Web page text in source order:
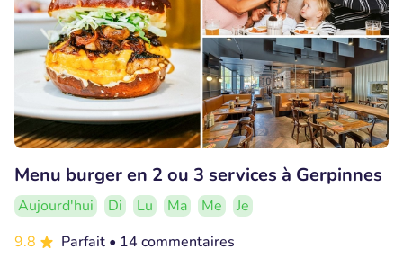
Menu burger en 2 ou 3 services à Gerpinnes
Aujourd'hui Di Lu Ma Me
Je
9.8
Parfait • 14 commentaires